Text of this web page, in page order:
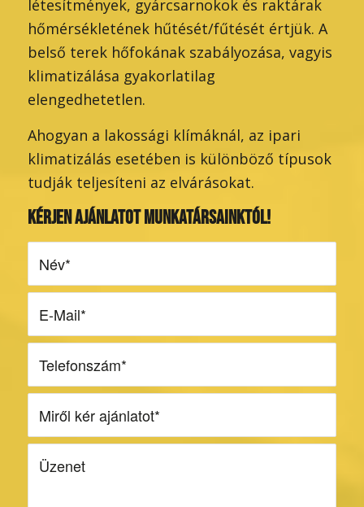
létesítmények, gyárcsarnokok és raktárak
hőmérsékletének hűtését/fűtését értjük. A
belső terek hőfokának szabályozása, vagyis
klimatizálása gyakorlatilag
elengedhetetlen.
Ahogyan a lakossági klímáknál, az ipari
klimatizálás esetében is különböző típusok
tudják teljesíteni az elvárásokat.
KÉRJEN AJÁNLATOT MUNKATÁRSAINKTÓL!